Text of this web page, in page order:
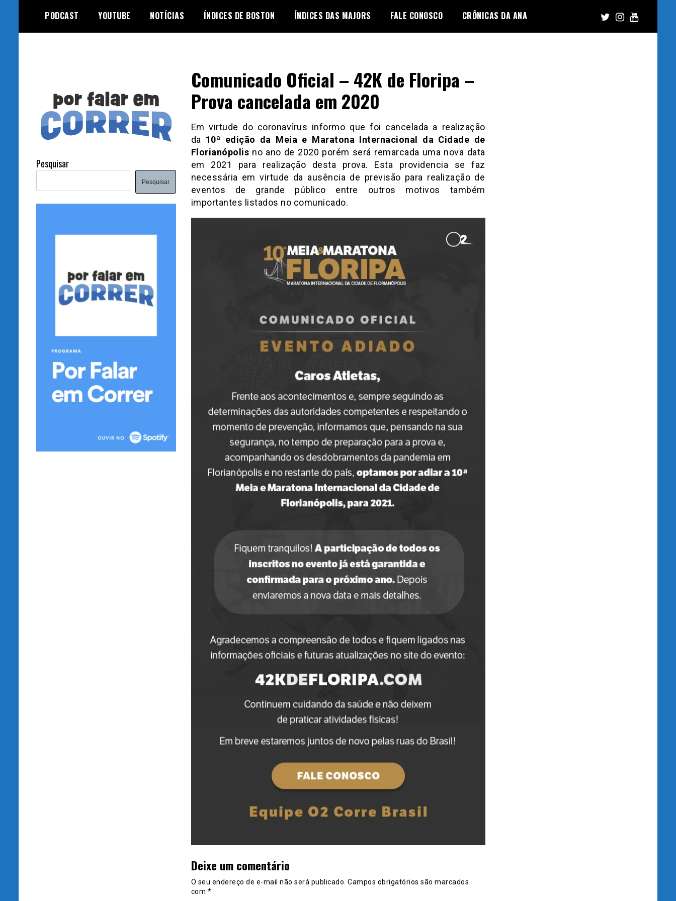
content
PODCAST YOUTUBE NOTÍCIAS ÍNDICES DE BOSTON ÍNDICES DAS MAJORS FALE CONOSCO CRÔNICAS DA ANA
Comunicado Oficial – 42K de Floripa –
Prova cancelada em 2020
Em virtude do coronavírus informo que foi cancelada a realização
da 10ª edição da Meia e Maratona Internacional da Cidade de
Florianópolis no ano de 2020 porém será remarcada uma nova data
em 2021 para realização desta prova. Esta providencia se faz
necessária em virtude da ausência de previsão para realização de
eventos de grande público entre outros motivos também
importantes listados no comunicado.
Deixe um comentário
O seu endereço de e-mail não será publicado. Campos obrigatórios são marcados
com *
Pesquisar
Pesquisar